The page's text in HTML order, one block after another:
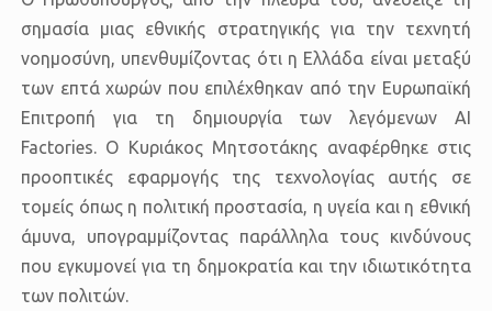
σημασία μιας εθνικής στρατηγικής για την τεχνητή
νοημοσύνη, υπενθυμίζοντας ότι η Ελλάδα είναι μεταξύ
των επτά χωρών που επιλέχθηκαν από την Ευρωπαϊκή
Επιτροπή για τη δημιουργία των λεγόμενων AI
Factories. Ο Κυριάκος Μητσοτάκης αναφέρθηκε στις
προοπτικές εφαρμογής της τεχνολογίας αυτής σε
τομείς όπως η πολιτική προστασία, η υγεία και η εθνική
άμυνα, υπογραμμίζοντας παράλληλα τους κινδύνους
που εγκυμονεί για τη δημοκρατία και την ιδιωτικότητα
των πολιτών.